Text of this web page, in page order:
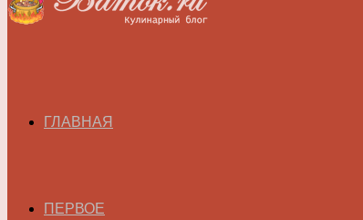
ГЛАВНАЯ
ПЕРВОЕ